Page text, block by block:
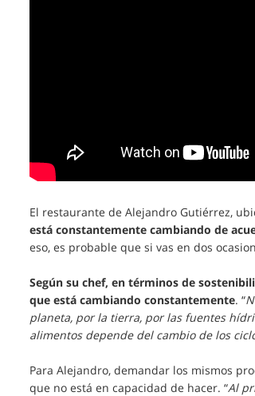
El restaurante de Alejandro Gutiérrez,
está constantemente cambiando de
eso, es probable que si vas en dos
Según su chef, en términos de
que está cambiando constantemente. “
planeta, por la tierra, por las fuentes
alimentos depende del cambio de los
Para Alejandro, demandar los mismos
que no está en capacidad de hacer. “Al